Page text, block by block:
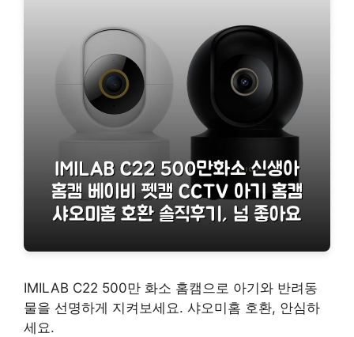
IMILAB C22 500만 화소 홈캠으로 아기와 반려동
물을 선명하게 지켜보세요. 샤오미홈 호환, 안심하
세요.